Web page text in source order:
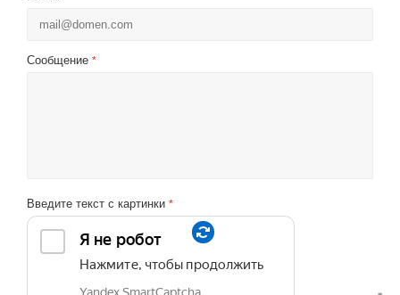
Сообщение *
Введите текст с картинки *